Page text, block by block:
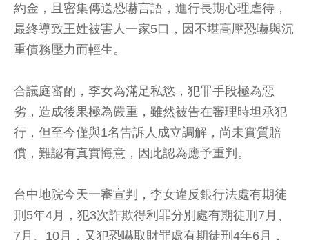
約金，且密集傳送恐嚇言語，進行長期心理虐待，
最終導致王姓被害人一家5口，因不堪高壓恐嚇與沉
重債務壓力而輕生。
合議庭審酌，李女為滿足私慾，犯罪手段極為惡
劣，造成後果極為嚴重，雖然被告在審理時坦承犯
行，但至今僅與1名告訴人成立調解，尚未實質賠
償，難認有真實悔意，因此認為應予重判。
台中地院今天一審宣判，李女違反銀行法處有期徒
刑5年4月，犯3次詐欺得利罪分別處有期徒刑7月、
7月、10月，又犯恐嚇取財罪處有期徒刑4年6月，